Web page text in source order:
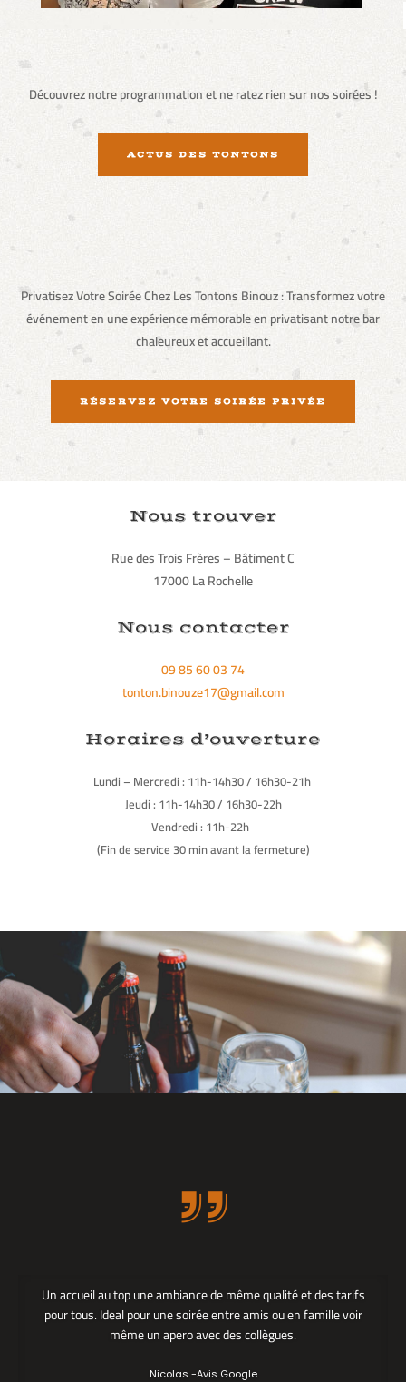
Découvrez notre programmation et ne ratez rien sur nos soirées !
ACTUS DES TONTONS
Privatisez Votre Soirée Chez Les Tontons Binouz : Transformez votre
événement en une expérience mémorable en privatisant notre bar
chaleureux et accueillant.
RÉSERVEZ VOTRE SOIRÉE PRIVÉE
Nous trouver
Rue des Trois Frères – Bâtiment C
17000 La Rochelle
Nous contacter
09 85 60 03 74
tonton.binouze17@gmail.com
Horaires d’ouverture
Lundi – Mercredi : 11h-14h30 / 16h30-21h
Jeudi : 11h-14h30 / 16h30-22h
Vendredi : 11h-22h
(Fin de service 30 min avant la fermeture)
”
Un accueil au top une ambiance de même qualité et des tarifs
pour tous. Ideal pour une soirée entre amis ou en famille voir
même un apero avec des collègues.
Nicolas -Avis Google